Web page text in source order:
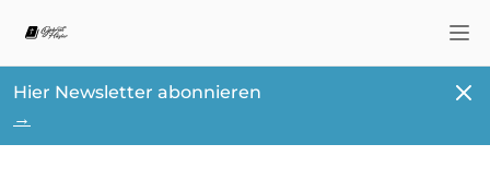
Hier Newsletter abonnieren
→